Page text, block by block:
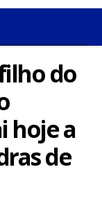
do
hoje a
de